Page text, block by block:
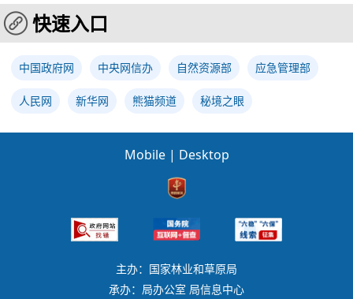
快速入口
中国政府网 中央网信办 自然资源部 应急管理部
人民网 新华网 熊猫频道 秘境之眼
Mobile | Desktop
主办：国家林业和草原局
承办：局办公室 局信息中心